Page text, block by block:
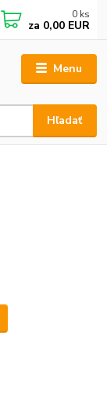
Menu
Hľadať
0 ks
za 0,00 EUR